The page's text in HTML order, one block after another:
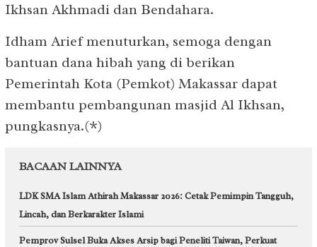
Ikhsan Akhmadi dan Bendahara.
Idham Arief menuturkan, semoga dengan
bantuan dana hibah yang di berikan
Pemerintah Kota (Pemkot) Makassar dapat
membantu pembangunan masjid Al Ikhsan,
pungkasnya.(*)
BACAAN LAINNYA
LDK SMA Islam Athirah Makassar 2026: Cetak Pemimpin Tangguh,
Lincah, dan Berkarakter Islami
Pemprov Sulsel Buka Akses Arsip bagi Peneliti Taiwan, Perkuat